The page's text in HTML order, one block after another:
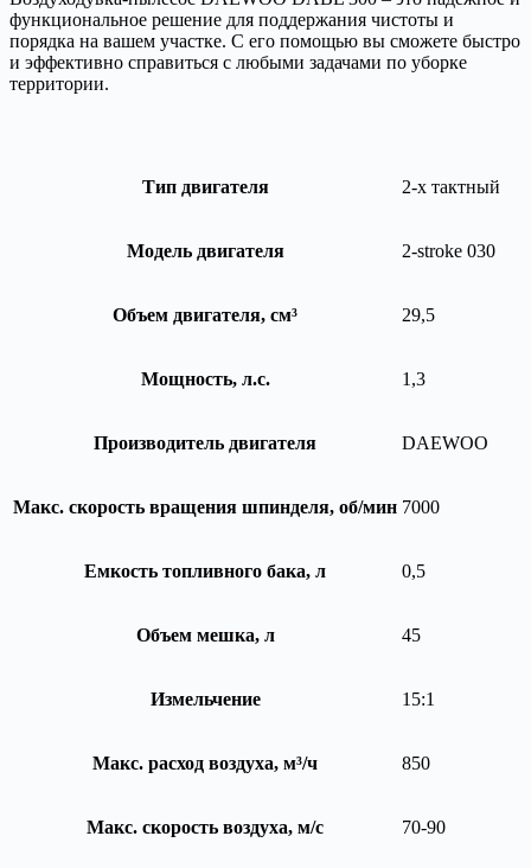
функциональное решение для поддержания чистоты и
порядка на вашем участке. С его помощью вы сможете быстро
и эффективно справиться с любыми задачами по уборке
территории.
Тип двигателя 2-х тактный
Модель двигателя 2-stroke 030
Объем двигателя, см³ 29,5
Мощность, л.с. 1,3
Производитель двигателя DAEWOO
Макс. скорость вращения шпинделя, об/мин 7000
Емкость топливного бака, л 0,5
Объем мешка, л 45
Измельчение 15:1
Макс. расход воздуха, м³/ч 850
Макс. скорость воздуха, м/с 70-90